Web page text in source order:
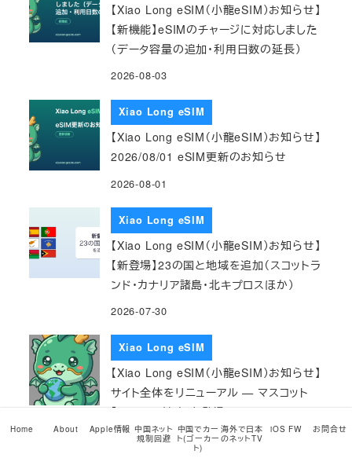
【Xiao Long eSIM（小龍eSIM）お知らせ】
【新機能】eSIMのチャージに対応しました
（データ容量の追加・利用日数の延長）
2026-08-03
Xiao Long eSIM
【Xiao Long eSIM（小龍eSIM）お知らせ】
2026/08/01 eSIM更新のお知らせ
2026-08-01
Xiao Long eSIM
【Xiao Long eSIM（小龍eSIM）お知らせ】
【新登場】23の国と地域を追加（スコットラ
ンド・カナリア諸島・北キプロスほか）
2026-07-30
Xiao Long eSIM
【Xiao Long eSIM（小龍eSIM）お知らせ】
サイト全体をリニューアル — マスコット
「ロンロン（仮）」も登場
2026-07-29
Home About Apple情報 中国ネット
規制回避
中国でカー
ト(ゴーカー
ト)
海外で日本
のネットTV
iOS FW お問合せ